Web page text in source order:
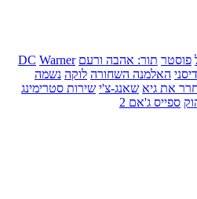
פוסטר תור: אהבה ורעם DC Warner
דיסני האלמנה השחורה לוקה נשמה
את גיא שאנג-צ'י שירות סטרימינג
ספייס ג'אם 2